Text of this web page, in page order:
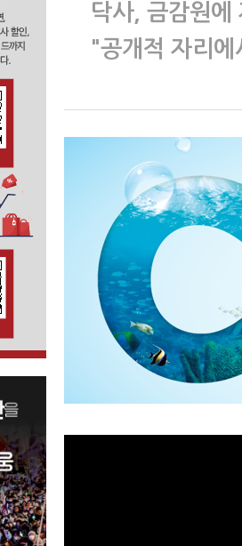
닥사, 금감원에
"공개적 자리에